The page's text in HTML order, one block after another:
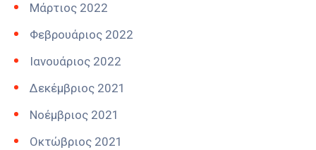
Μάρτιος 2022
Φεβρουάριος 2022
Ιανουάριος 2022
Δεκέμβριος 2021
Νοέμβριος 2021
Οκτώβριος 2021